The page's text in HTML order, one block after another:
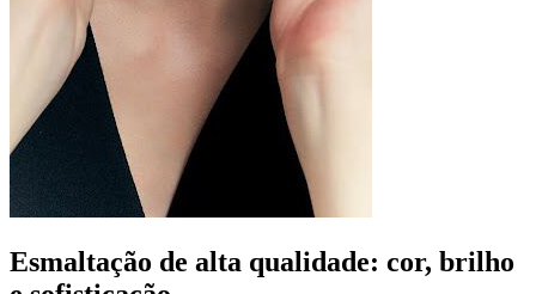
Esmaltação de alta qualidade: cor, brilho